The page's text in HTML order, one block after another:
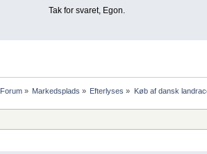
Tak for svaret, Egon.
Forum» Markedsplads » Efterlyses » Køb af dansk